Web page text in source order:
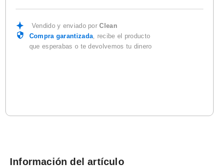
100
PZA
cantidad
Vendido y enviado porClean
Compra garantizada, recibe el producto
que esperabas o te devolvemos tu dinero
Información del artículo